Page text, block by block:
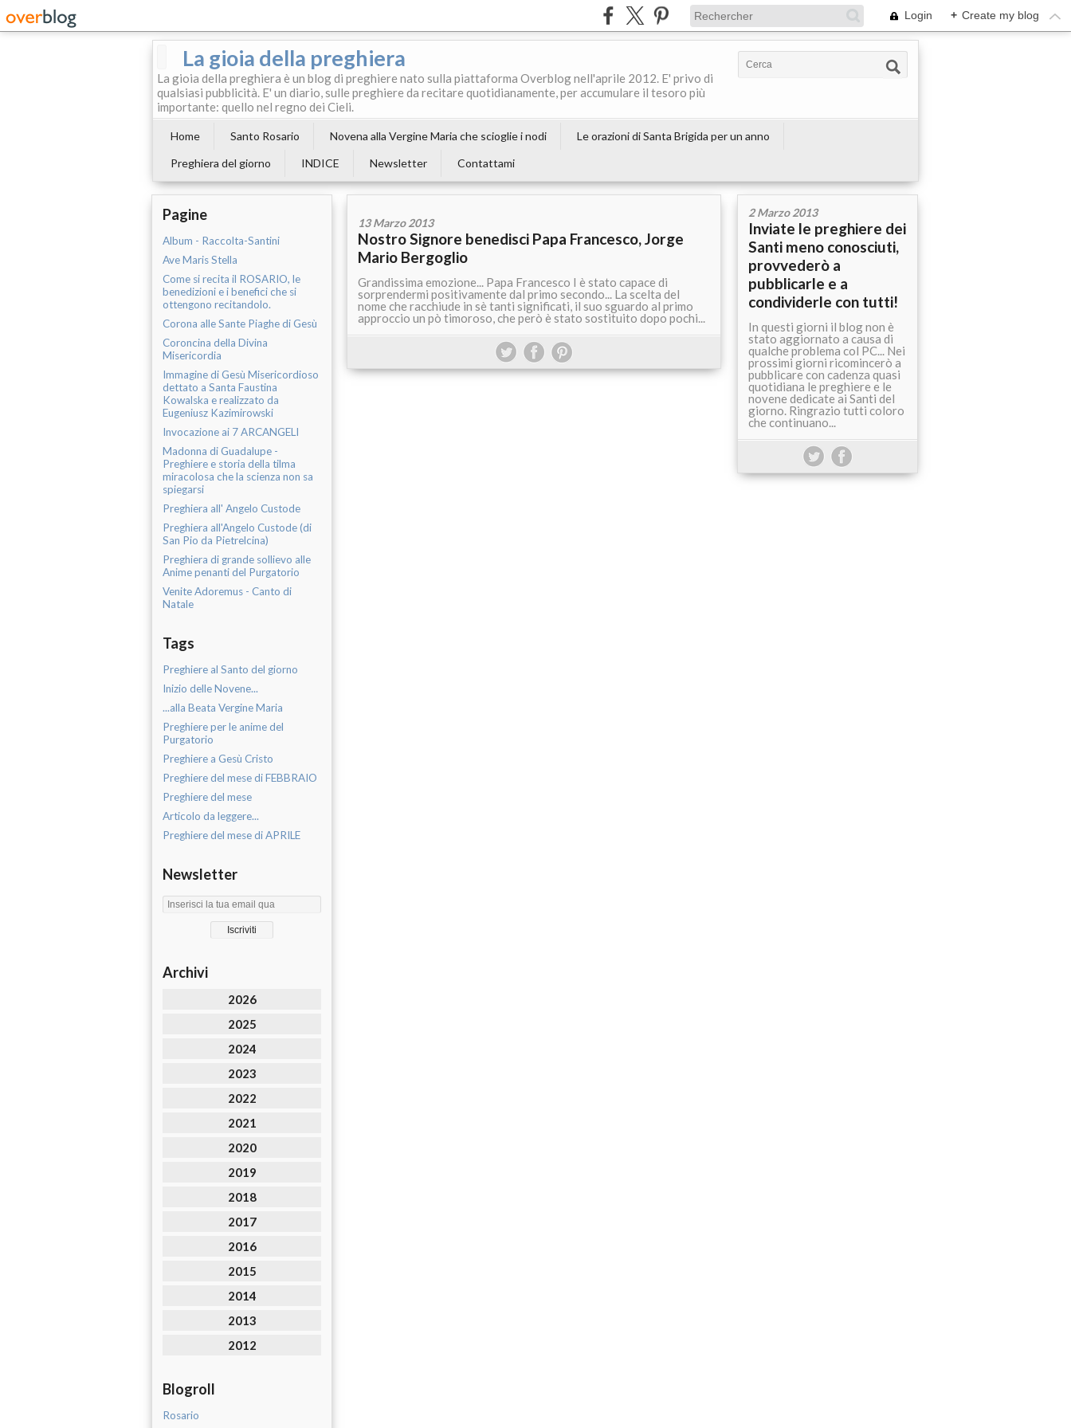
Login + Create my blog
La gioia della preghiera
La gioia della preghiera è un blog di preghiere nato sulla piattaforma Overblog nell'aprile 2012. E' privo di
qualsiasi pubblicità. E' un diario, sulle preghiere da recitare quotidianamente, per accumulare il tesoro più
importante: quello nel regno dei Cieli.
Home Santo Rosario Novena alla Vergine Maria che scioglie i nodi
Le orazioni di Santa Brigida per un anno
Preghiera del giorno
INDICE Newsletter Contattami
Pagine
Album - Raccolta-Santini
Ave Maris Stella
Come si recita il ROSARIO, le
benedizioni e i benefici che si
ottengono recitandolo.
Corona alle Sante Piaghe di Gesù
Coroncina della Divina
Misericordia
Immagine di Gesù Misericordioso
dettato a Santa Faustina
Kowalska e realizzato da
Eugeniusz Kazimirowski
Invocazione ai 7 ARCANGELI
Madonna di Guadalupe -
Preghiere e storia della tilma
miracolosa che la scienza non sa
spiegarsi
Preghiera all' Angelo Custode
Preghiera all'Angelo Custode (di
San Pio da Pietrelcina)
Preghiera di grande sollievo alle
Anime penanti del Purgatorio
Venite Adoremus - Canto di
Natale
Tags
Preghiere al Santo del giorno
Inizio delle Novene...
...alla Beata Vergine Maria
Preghiere per le anime del
Purgatorio
Preghiere a Gesù Cristo
Preghiere del mese di FEBBRAIO
Preghiere del mese
Articolo da leggere...
Preghiere del mese di APRILE
Newsletter
Archivi
2026
2025
2024
2023
2022
2021
2020
2019
2018
2017
2016
2015
2014
2013
2012
Blogroll
Rosario
13 Marzo 2013
Nostro Signore benedisci Papa Francesco, Jorge
Mario Bergoglio
Grandissima emozione... Papa Francesco I è stato capace di
sorprendermi positivamente dal primo secondo... La scelta del
nome che racchiude in sè tanti significati, il suo sguardo al primo
approccio un pò timoroso, che però è stato sostituito dopo pochi...
2 Marzo 2013
Inviate le preghiere dei
Santi meno conosciuti,
provvederò a
pubblicarle e a
condividerle con tutti!
In questi giorni il blog non è
stato aggiornato a causa di
qualche problema col PC... Nei
prossimi giorni ricomincerò a
pubblicare con cadenza quasi
quotidiana le preghiere e le
novene dedicate ai Santi del
giorno. Ringrazio tutti coloro
che continuano...